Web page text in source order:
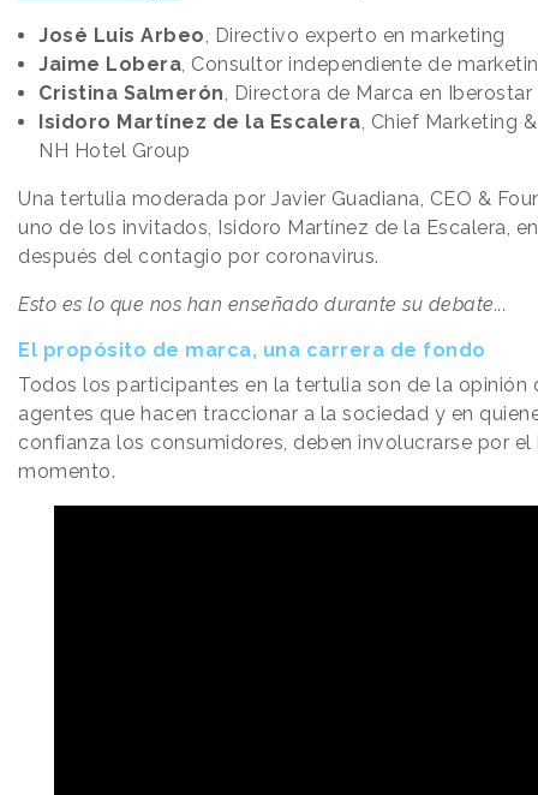
José Luis Arbeo, Directivo experto en marketing
Jaime Lobera, Consultor independiente de
Cristina Salmerón, Directora de Marca en Iberostar
Isidoro Martínez de la Escalera, Chief Marketing
NH Hotel Group
Una tertulia moderada por Javier Guadiana, CEO &
uno de los invitados, Isidoro Martínez de la Escalera,
después del contagio por coronavirus.
Esto es lo que nos han enseñado durante su debate...
El propósito de marca, una carrera de fondo
Todos los participantes en la tertulia son de la opinión
agentes que hacen traccionar a la sociedad y en
confianza los consumidores, deben involucrarse por
momento.